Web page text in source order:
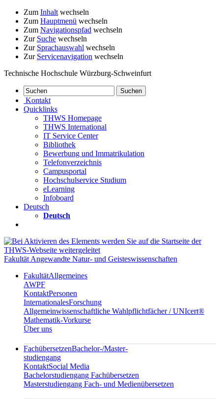
Zum Inhalt wechseln
Zum Hauptmenü wechseln
Zum Navigationspfad wechseln
Zur Suche wechseln
Zur Sprachauswahl wechseln
Zur Servicenavigation wechseln
Technische Hochschule Würzburg-Schweinfurt
Kontakt
Quicklinks
THWS Homepage
THWS International
IT Service Center
Bibliothek
Bewerbung und Immatrikulation
Telefonverzeichnis
Campusportal
Hochschulservice Studium
eLearning
Infoboard
Deutsch
Deutsch
Fakultät Angewandte Natur- und Geisteswissenschaften
FakultätAllgemeines
AWPF
KontaktPersonen
InternationalesForschung
Allgemeinwissenschaftliche Wahlpflichtfächer / UNIcert®
Mathematik-Vorkurse
Über uns
FachübersetzenBachelor-/Master-
studiengang
KontaktSocial Media
Bachelorstudiengang Fachübersetzen
Masterstudiengang Fach- und Medienübersetzen